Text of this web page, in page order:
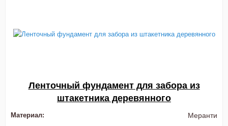
Ленточный фундамент для забора из
штакетника деревянного
Материал: Меранти